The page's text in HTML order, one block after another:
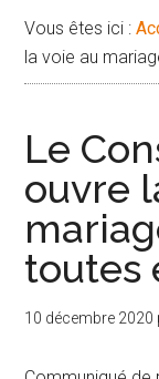
Vous êtes ici :
la voie au
Le
ouvre
toutes
10 décembre 2020